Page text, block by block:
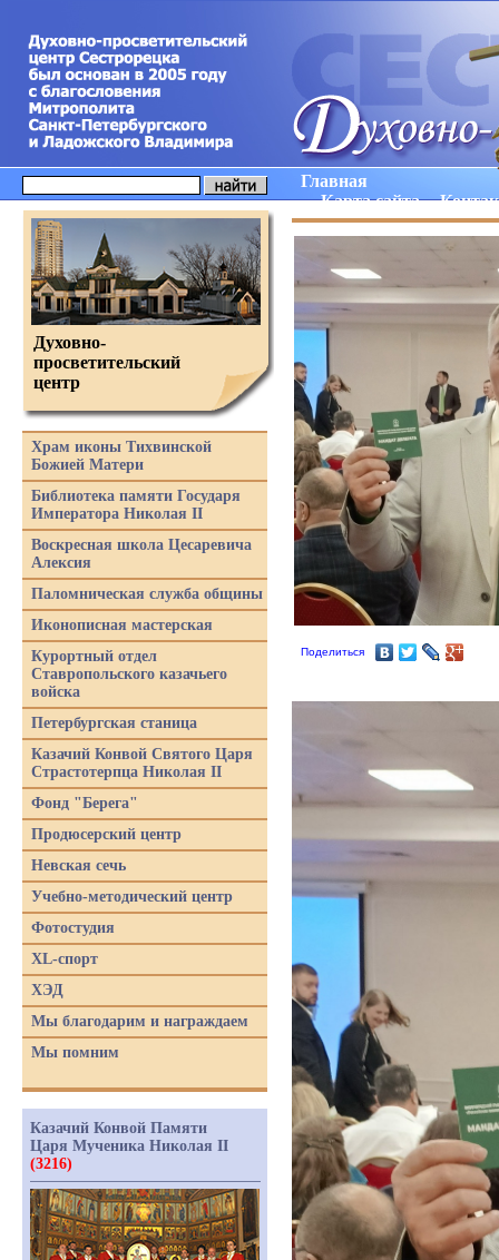
Главная
Карта сайта
Поделиться
Духовно-
просветительский
центр
Храм иконы Тихвинской
Божией Матери
Библиотека памяти Государя
Императора Николая II
Воскресная школа Цесаревича
Алексия
Паломническая служба общины
Иконописная мастерская
Курортный отдел
Ставропольского казачьего
войска
Петербургская станица
Казачий Конвой Святого Царя
Страстотерпца Николая II
Фонд "Берега"
Продюсерский центр
Невская сечь
Учебно-методический центр
Фотостудия
XL-спорт
ХЭД
Мы благодарим и награждаем
Мы помним
Казачий Конвой Памяти
Царя Мученика Николая II
(3216)